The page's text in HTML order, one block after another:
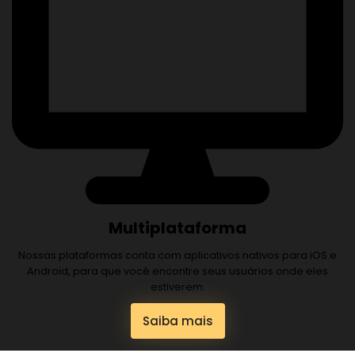
Multiplataforma
Nossas plataformas conta com aplicativos nativos para iOS e
Android, para que você encontre seus usuários onde eles
estiverem.
Saiba mais